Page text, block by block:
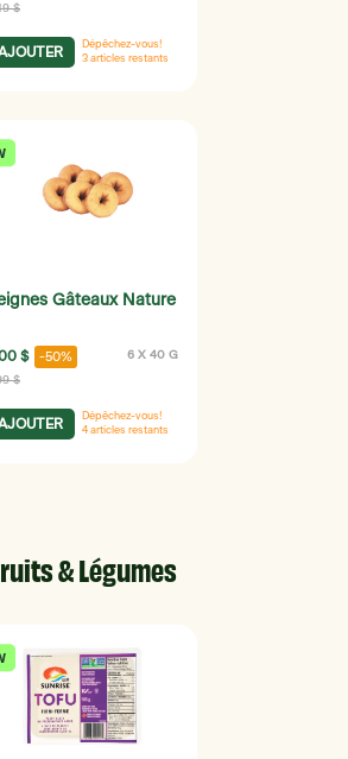
$
Dépêchez-vous!
3 articles restants
Gâteaux Nature
$ -50% 6 X 40 G
$
Dépêchez-vous!
4 articles restants
& Légumes